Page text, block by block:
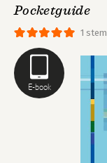
E-book
1 stem
Pocketguide